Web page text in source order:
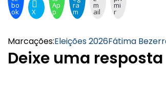
bo
ok X
Ap
p
ra
m
m
ail
mi
r
Marcações:Eleições 2026Fátima
Deixe uma resposta